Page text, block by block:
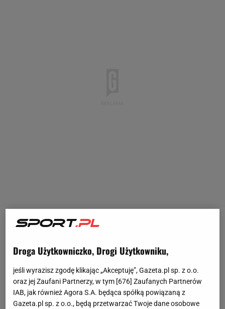
MariuszPudzianowskizdobył renomę jako
najsilniejszy człowiek świata, który pięć razy wygrał
mistrzostwo świata w strongmanach. Później
pokochali go także fanisportów walki. Najpierw
latami przekształcał się z freaka nazawodnika
później coraz wyżej stawiał sobie poprzeczkę.
Droga Użytkowniczko, Drogi Użytkowniku,
jeśli wyrazisz zgodę klikając „Akceptuję”, Gazeta.pl sp. z o.o.
oraz jej Zaufani Partnerzy, w tym [676] Zaufanych Partnerów
IAB, jak również Agora S.A. będąca spółką powiązaną z
Gazeta.pl sp. z o.o., będą przetwarzać Twoje dane osobowe